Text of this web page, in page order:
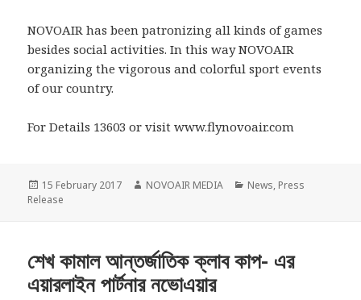
NOVOAIR has been patronizing all kinds of games
besides social activities. In this way NOVOAIR
organizing the vigorous and colorful sport events
of our country.
For Details 13603 or visit www.flynovoair.com
Posted
on
15 February 2017 Author
NOVOAIR MEDIA Categories
News, Press
Release
শেখ কামাল আন্তর্জাতিক ক্লাব কাপ- এর
এয়ারলাইন পার্টনার নভোএয়ার